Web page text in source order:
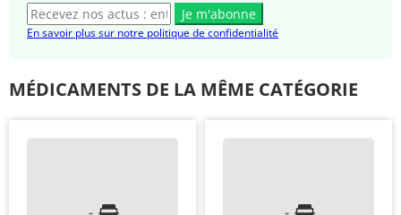
Je m'abonne
En savoir plus sur notre politique de confidentialité
MÉDICAMENTS DE LA MÊME CATÉGORIE